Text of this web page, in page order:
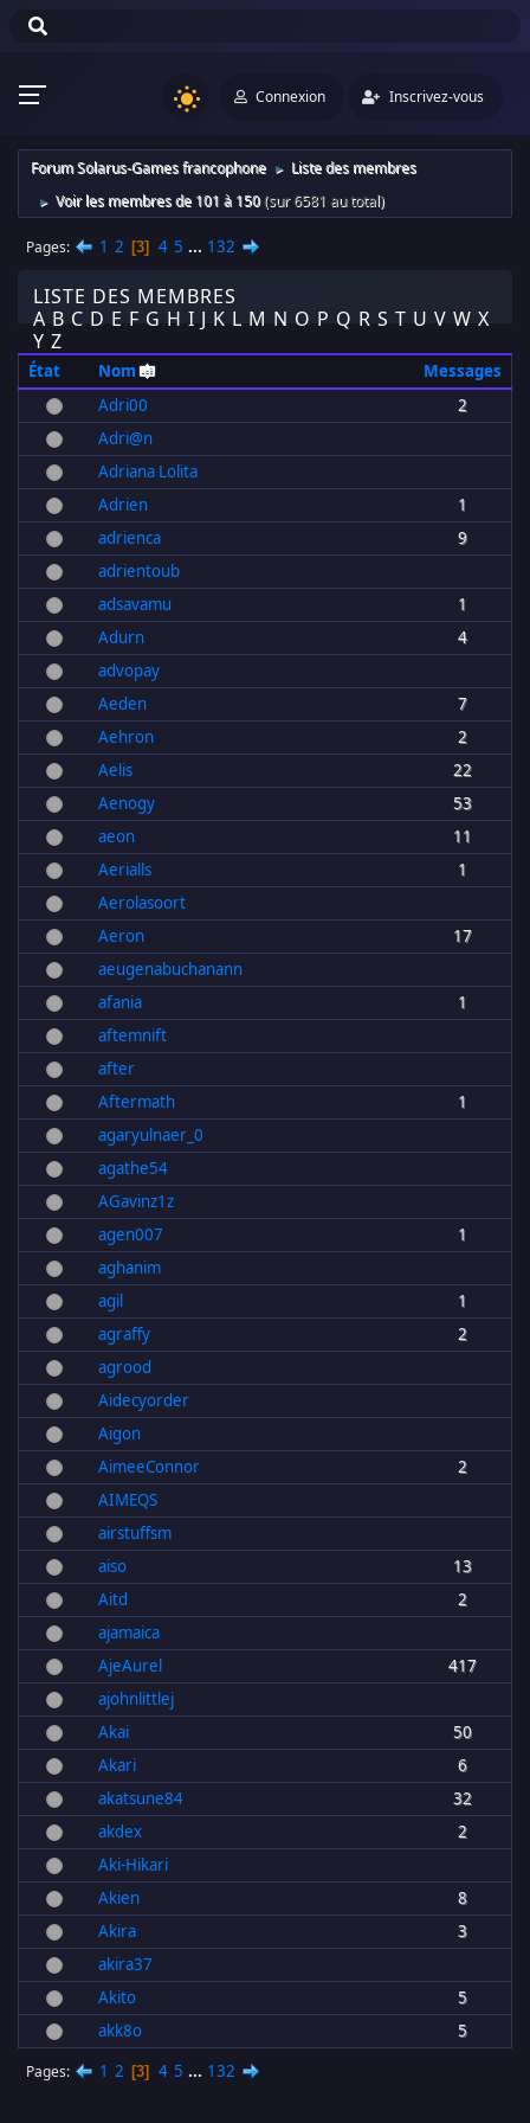
Connexion Inscrivez-vous
Forum Solarus-Games francophone ► Liste des membres
► Voir les membres de 101 à 150(sur 6581 au total)
Pages 1 2 3 4 5 ... 132
LISTE DES MEMBRES
A B C D E F G H I J K L M N O P Q R S T U V W X
Y Z
État Nom
Messages
Adri00
2
Adri@n
Adriana Lolita
Adrien
1
adrienca
9
adrientoub
adsavamu
1
Adurn
4
advopay
Aeden
7
Aehron
2
Aelis
22
Aenogy
53
aeon
11
Aerialls
1
Aerolasoort
Aeron
17
aeugenabuchanann
afania
1
aftemnift
after
Aftermath
1
agaryulnaer_0
agathe54
AGavinz1z
agen007
1
aghanim
agil
1
agraffy
2
agrood
Aidecyorder
Aigon
AimeeConnor
2
AIMEQS
airstuffsm
aiso
13
Aitd
2
ajamaica
AjeAurel
417
ajohnlittlej
Akai
50
Akari
6
akatsune84
32
akdex
2
Aki-Hikari
Akien
8
Akira
3
akira37
Akito
5
akk8o
5
Pages 1 2 3 4 5 ... 132